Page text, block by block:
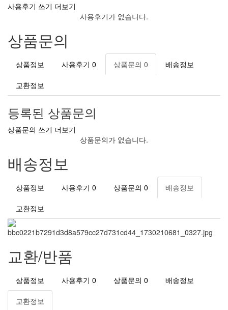
사용후기 쓰기 더보기
사용후기가 없습니다.
상품문의
상품정보 사용후기 0 상품문의 0 배송정보
교환정보
등록된 상품문의
상품문의 쓰기 더보기
상품문의가 없습니다.
배송정보
상품정보 사용후기 0 상품문의 0 배송정보
교환정보
교환/반품
상품정보 사용후기 0 상품문의 0 배송정보
교환정보